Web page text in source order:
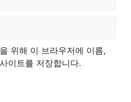
위해 이 브라우저에 이름,
이트를 저장합니다.